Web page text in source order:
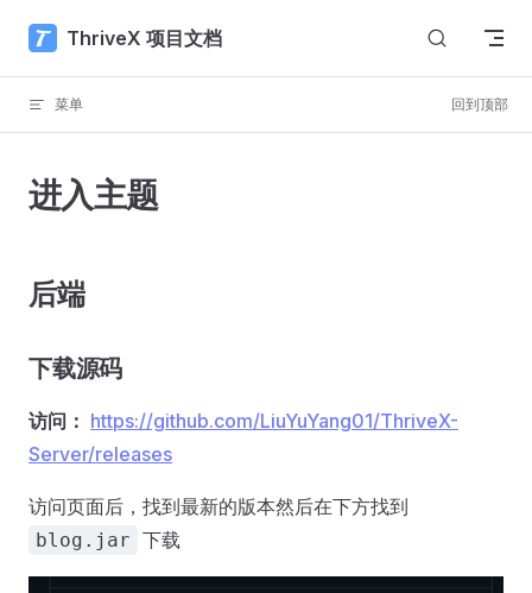
Skip to content
ThriveX 项目文档
菜单 回到顶部
进入主题
后端
下载源码
访问： https://github.com/LiuYuYang01/ThriveX-
Server/releases
访问页面后，找到最新的版本然后在下方找到
blog.jar 下载